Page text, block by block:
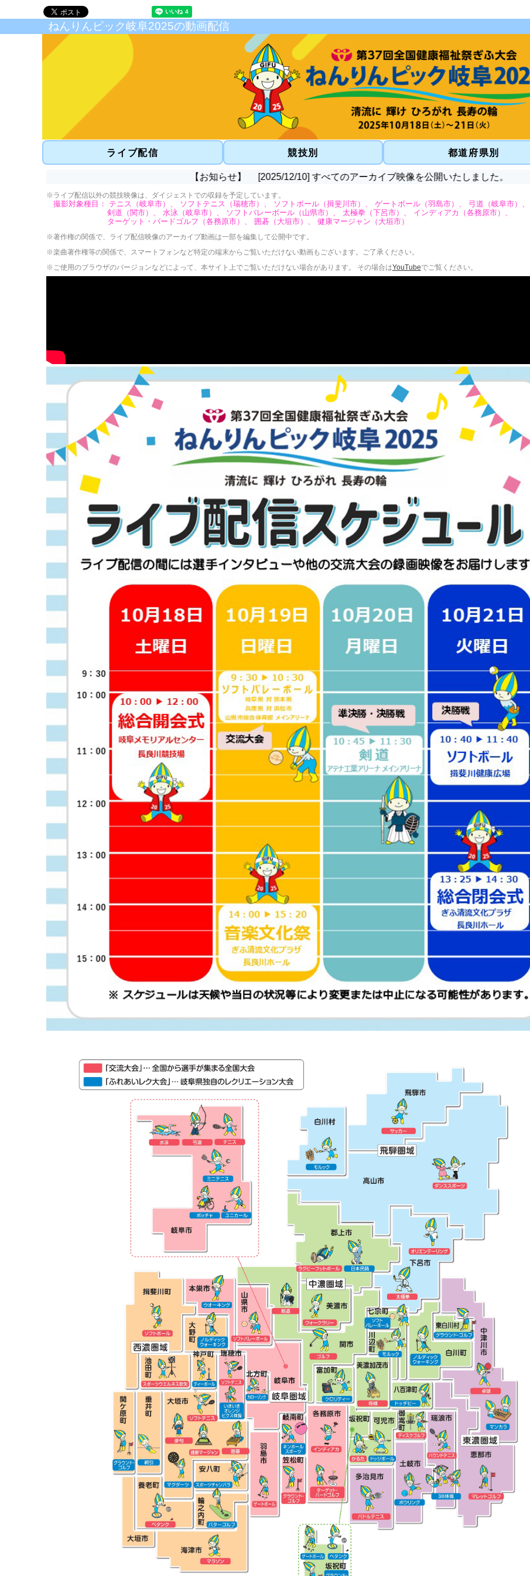
ねんりんピック岐阜2025の動画配信
ライブ配信 競技別 都道府県別
【お知らせ】 [2025/12/10] すべてのアーカイブ映像を公開いたしました。
※ライブ配信以外の競技映像は、ダイジェストでの収録を予定しています。
撮影対象種目： テニス （岐阜市）、 ソフトテニス （瑞穂市）、 ソフトボール（揖斐川市）、 ゲートボール（羽島市）、 弓道 （岐阜市）、
剣道 （関市）、 水泳 （岐阜市）、 ソフトバレーボール （山県市）、 太極拳 （下呂市）、 インディアカ
（各務原市）、
ターゲット・バードゴルフ （各務原市）、 囲碁 （大垣市）、 健康マージャン （大垣市）
※著作権の関係で、ライブ配信映像のアーカイブ動画は一部を編集して公開中です。
※楽曲著作権等の関係で、スマートフォンなど特定の端末からご覧いただけない動画もございます。ご了承ください。
※ご使用のブラウザのバージョンなどによって、本サイト上でご覧いただけない場合があります。 その場合はYouTubeでご覧ください。